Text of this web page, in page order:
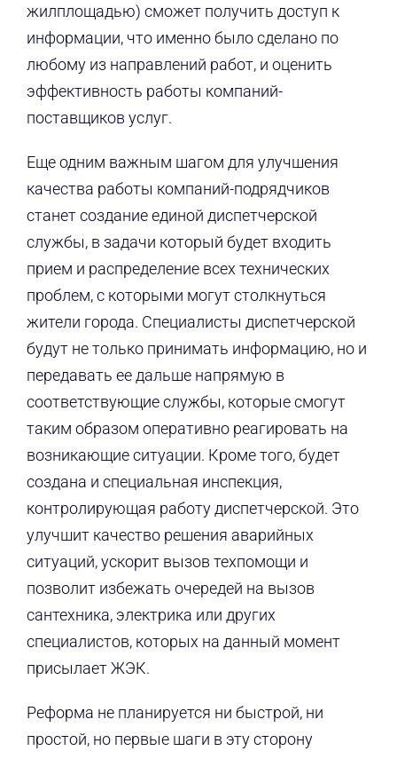
жилплощадью) сможет получить доступ к
информации, что именно было сделано по
любому из направлений работ, и оценить
эффективность работы компаний-
поставщиков услуг.
Еще одним важным шагом для улучшения
качества работы компаний-подрядчиков
станет создание единой диспетчерской
службы, в задачи который будет входить
прием и распределение всех технических
проблем, с которыми могут столкнуться
жители города. Специалисты диспетчерской
будут не только принимать информацию, но и
передавать ее дальше напрямую в
соответствующие службы, которые смогут
таким образом оперативно реагировать на
возникающие ситуации. Кроме того, будет
создана и специальная инспекция,
контролирующая работу диспетчерской. Это
улучшит качество решения аварийных
ситуаций, ускорит вызов техпомощи и
позволит избежать очередей на вызов
сантехника, электрика или других
специалистов, которых на данный момент
присылает ЖЭК.
Реформа не планируется ни быстрой, ни
простой, но первые шаги в эту сторону